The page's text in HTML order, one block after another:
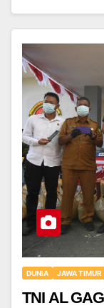
DUNIA JAWA TIMUR
TNI AL